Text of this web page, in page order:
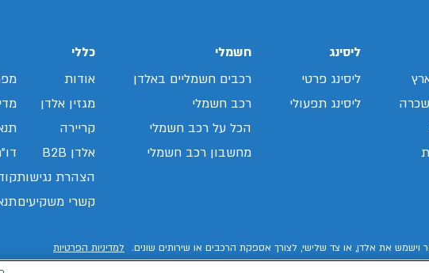
ליסינג
ליסינג פרטי
ליסינג תפעולי
חשמלי
רכבים חשמליים באלדן
רכב חשמלי
הכל על רכב חשמלי
מחשבון רכב חשמלי
כללי
אודות
מגזין אלדן
קריירה
אלדן B2B
הצהרת נגישות
קשרי משקיעים
את אלדן, או צד שלישי, לצורך אספקת הרכבים או שירותים שונים. למדיניות הפרטיות